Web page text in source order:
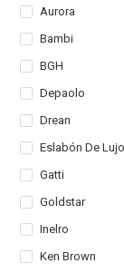
Aurora
Bambi
BGH
Depaolo
Drean
Eslabón De Lujo
Gatti
Goldstar
Inelro
Ken Brown